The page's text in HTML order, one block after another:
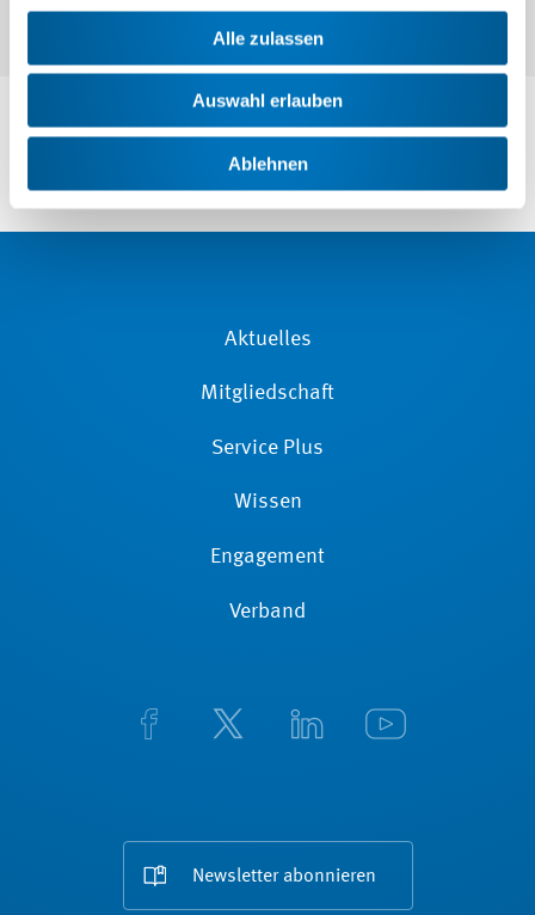
Alle zulassen
Auswahl erlauben
Ablehnen
Aktuelles
Mitgliedschaft
Service Plus
Wissen
Engagement
Verband
Newsletter abonnieren